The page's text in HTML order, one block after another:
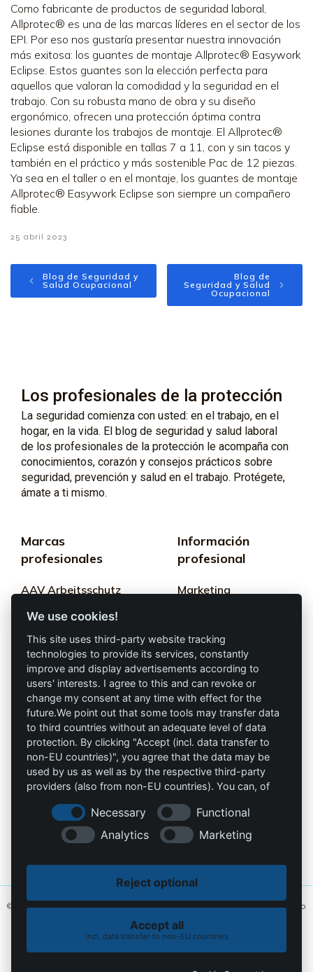
Como fabricante de productos de seguridad laboral,
Allprotec® es una de las marcas líderes en el sector de los
EPI. Por eso nos gustaría presentar nuestra innovación
más exitosa: los guantes de montaje Allprotec® Easywork
Eclipse. Estos guantes son la elección perfecta para
aquellos que valoran la comodidad y la seguridad en el
trabajo. Con su robusta mano de obra y su diseño
ergonómico, ofrecen una protección óptima contra
lesiones durante los trabajos de montaje. El Allprotec®
Eclipse está disponible en tallas 7 a 11, con y sin tacos y
también en el práctico y más sostenible Pac de 12 piezas.
Ya sea en el taller o en el montaje, los guantes de montaje
Allprotec® Easywork Eclipse son siempre un compañero
fiable.
25 abril 2023
Blog de Seguridad y
Salud Ocupacional
Blog de
Seguridad y Salud
Ocupacional
Los profesionales de la protección
La seguridad comienza con usted: en el trabajo, en el
hogar, en la vida. El blog de seguridad y salud laboral
de los profesionales de la protección le acompaña con
conocimientos, corazón y consejos prácticos sobre
seguridad, prevención y salud en el trabajo. Protégete,
ámate a ti mismo.
Marcas
profesionales
AAV Arbeitsschutz
Allprotec® Solo
trabaja seguro
Omniprotect –
Tienda Online
Información
profesional
Marketing
condiciones
Privacidad
Impresión
Contacto
info@die-schutzprofis.de
+49 (511) 679997-97
Wohlenbergstraße 6
Alemania
© 2026 Los profesionales de la protección. Hecho con amorMiU24®y alojado
We use cookies!
This site uses third-party website tracking
technologies to provide its services, constantly
improve and display advertisements according to
users' interests. I agree to this and can revoke or
change my consent at any time with effect for the
future.We point out that some tools may transfer data
to third countries without an adequate level of data
protection. By clicking "Accept (incl. data transfer to
non-EU countries)", you agree that the data may be
used by us as well as by the respective third-party
providers (also from non-EU countries). You can, of
Necessary
Functional
Analytics
Marketing
Reject optional
Accept all
incl. data transfer to non-EU countries